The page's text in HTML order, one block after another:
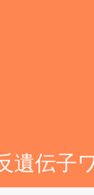
遺伝子